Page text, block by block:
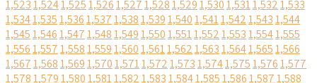
1,5231,5241,5251,5261,5271,5281,5291,5301,5311,5321,533
1,5341,5351,5361,5371,5381,5391,5401,5411,5421,5431,544
1,5451,5461,5471,5481,5491,5501,5511,5521,5531,5541,555
1,5561,5571,5581,5591,5601,5611,5621,5631,5641,5651,566
1,5671,5681,5691,5701,5711,5721,5731,5741,5751,5761,577
1,5781,5791,5801,5811,5821,5831,5841,5851,5861,5871,588